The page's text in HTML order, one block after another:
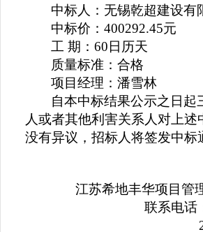
中标人：无锡乾超建设有
中标价：400292.45元
工期：60 日历天
质量标准：合格
项目经理：潘雪林
自本中标结果公示之日起
人或者其他利害关系人对上述
没有异议，招标人将签发中标
江苏希地丰华项目管
联系电话